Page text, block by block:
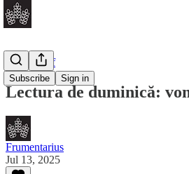
Subscribe Sign in
Daily Brief
Lectura de duminică:
Frumentarius
Jul 13, 2025